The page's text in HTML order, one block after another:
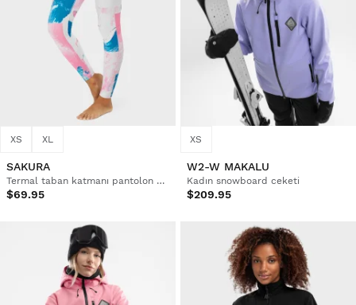
XS XL
SAKURA
Termal taban katmanı pantolon kadın
$69.95
XS
W2-W MAKALU
Kadın snowboard ceketi
$209.95